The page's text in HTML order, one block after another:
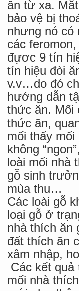
ăn từ xa.
bảo vệ bị
nhưng nó có
các
đựơc 9 tín
tín hiệu đòi
v.v…do đó
hướng dẫn
thức ăn. Mối
thức ăn,
mối thấy mối
không
loài mối nhà
gỗ sinh
mùa thu…
Các loài gỗ
loại gỗ ở
nhà thích ăn
đất thích ăn
xâm nhập,
Các kết quả
mối nhà